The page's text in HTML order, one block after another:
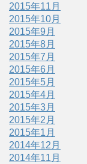
2015年11月
2015年10月
2015年9月
2015年8月
2015年7月
2015年6月
2015年5月
2015年4月
2015年3月
2015年2月
2015年1月
2014年12月
2014年11月